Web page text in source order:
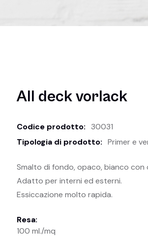
All deck vorlack
Codice prodotto:
30031
Tipologia di prodotto: Primer e
Smalto di fondo, opaco, bianco
Adatto per interni ed esterni.
Essiccazione molto rapida.
Resa:
100 ml./mq